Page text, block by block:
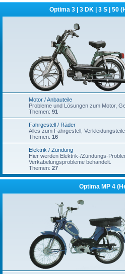
Optima 3 | 3 DK | 3 S | 50
Motor / Anbauteile
Probleme und Lösungen zum Motor,
Themen: 91
Fahrgestell / Räder
Alles zum Fahrgestell,
Themen: 16
Elektrik / Zündung
Hier werden Elektrik-/Zündungs-
Verkabelungsprobleme behandelt.
Themen: 27
Optima MP 4